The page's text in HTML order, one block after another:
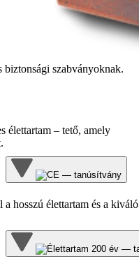
biztonsági szabványoknak.
élettartam – tető, amely
hosszú élettartam és a kiváló